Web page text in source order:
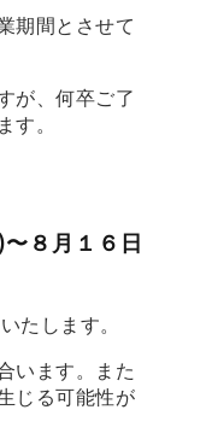
期間とさせて
が、何卒ご了
す。
８月１６日
たします。
います。また
じる可能性が